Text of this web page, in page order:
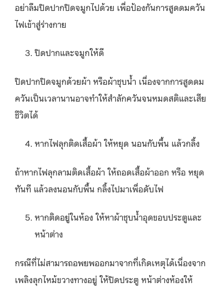
อย่าลืมปิดปากปิดจมูกไปด้วย เพื่อป้องกันการสูดดมควัน
ไฟเข้าสู่ร่างกาย
ปิดปากและจมูกให้ดี
ปิดปากปิดจมูกด้วยผ้า หรือผ้าชุบน้ำ เนื่องจากการสูดดม
ควันเป็นเวลานานอาจทําให้สําลักควันจนหมดสติและเสีย
ชีวิตได้
หากไฟลุกติดเสื้อผ้า ให้หยุด นอนกับพื้น แล้วกลิ้ง
ถ้าหากไฟลุกลามติดเสื้อผ้า ให้ถอดเสื้อผ้าออก หรือ หยุด
ทันที แล้วลงนอนกับพื้น กลิ้งไปมาเพื่อดับไฟ
หากติดอยู่ในห้อง ให้หาผ้าชุบน้ำอุดขอบประตูและ
หน้าต่าง
กรณีที่ไม่สามารถอพยพออกมาจากที่เกิดเหตุได้เนื่องจาก
เพลิงลุกไหม้ขวางทางอยู่ ให้ปิดประตู หน้าต่างห้องให้